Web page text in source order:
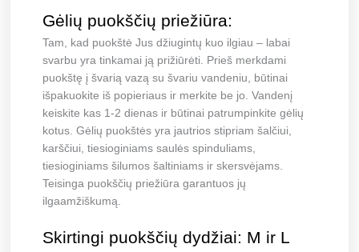
Gėlių puokščių priežiūra:
Tam, kad puokštė Jus džiugintų kuo ilgiau – labai
svarbu yra tinkamai ją prižiūrėti. Prieš merkdami
puokštę į švarią vazą su švariu vandeniu, būtinai
išpakuokite iš popieriaus ir merkite be jo. Vandenį
keiskite kas 1-2 dienas ir būtinai patrumpinkite gėlių
kotus. Gėlių puokštės yra jautrios stipriam šalčiui,
karščiui, tiesioginiams saulės spinduliams,
tiesioginiams šilumos šaltiniams ir skersvėjams.
Teisinga puokščių priežiūra garantuos jų
ilgaamžiškumą.
Skirtingi puokščių dydžiai: M ir L